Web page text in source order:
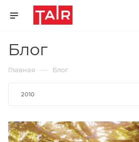
Блог
Главная — Блог
2010